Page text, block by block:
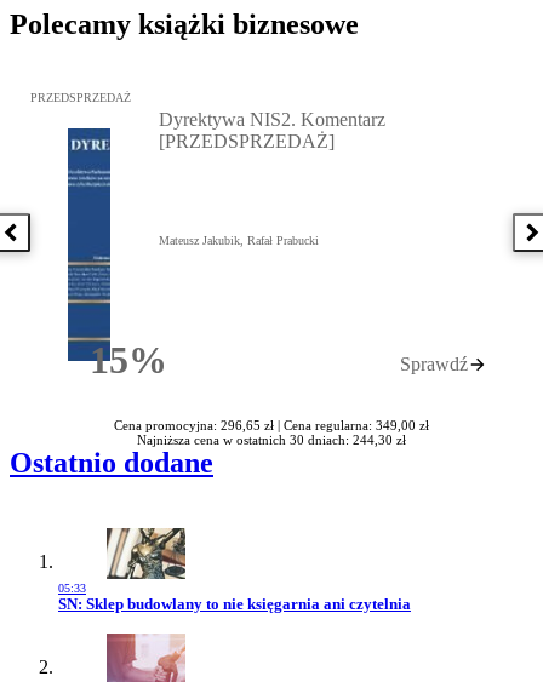
Polecamy książki biznesowe
Poprzednia książka
Przejdź do: Dyrektywa NIS2. Komentarz [PRZEDSPRZEDAŻ],
PRZEDSPRZEDAŻ
15%Rabatu
Dyrektywa NIS2. Komentarz
[PRZEDSPRZEDAŻ]
Mateusz Jakubik, Rafał Prabucki
Sprawdź
Cena promocyjna: 296,65 zł | Cena regularna: 349,00 zł
Najniższa cena w ostatnich 30 dniach: 244,30 zł
Ostatnio dodane
05:33
Przejdź do artykułu:
SN: Sklep budowlany to nie księgarnia ani czytelnia